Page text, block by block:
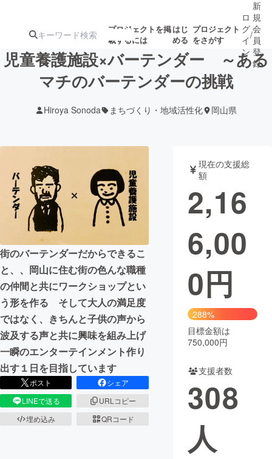
プロジェクトを掲
載するには
はじ
める
プロジェクト
をさがす
ターン
ジェクト
募集終了が近いプ
ロジェクト
もうすぐ公開
されます
音楽
テクノロジー・ガジェット ゲーム・サ
映像・映画
ビジネス・起業
まちづくり・地域活性化
CAMPFIRE for Social Good
CAMPFIRE Creation
CAMPFIREふるさと納税machi-ya コミュニティ
ロ
グ
イ
ン
/
新
規
会
員
登
録
児童養護施設×バーテンダー ～ある
マチのバーテンダーの挑戦
Hiroya Sonoda まちづくり・地域活性化 岡山県
街のバーテンダーだからできるこ
と、、岡山に住む街の色んな職種
の仲間と共にワークショップとい
う形を作る そして大人の満足度
ではなく、きちんと子供の声から
波及する声と共に興味を組み上げ
一瞬のエンターテインメント作り
出す１日を目指しています
ポスト
シェア
LINEで送る
URLコピー
埋め込み
QRコード
現在の支援総
額
2,16
6,00
0円
288%
目標金額は
750,000円
支援者数
308
人